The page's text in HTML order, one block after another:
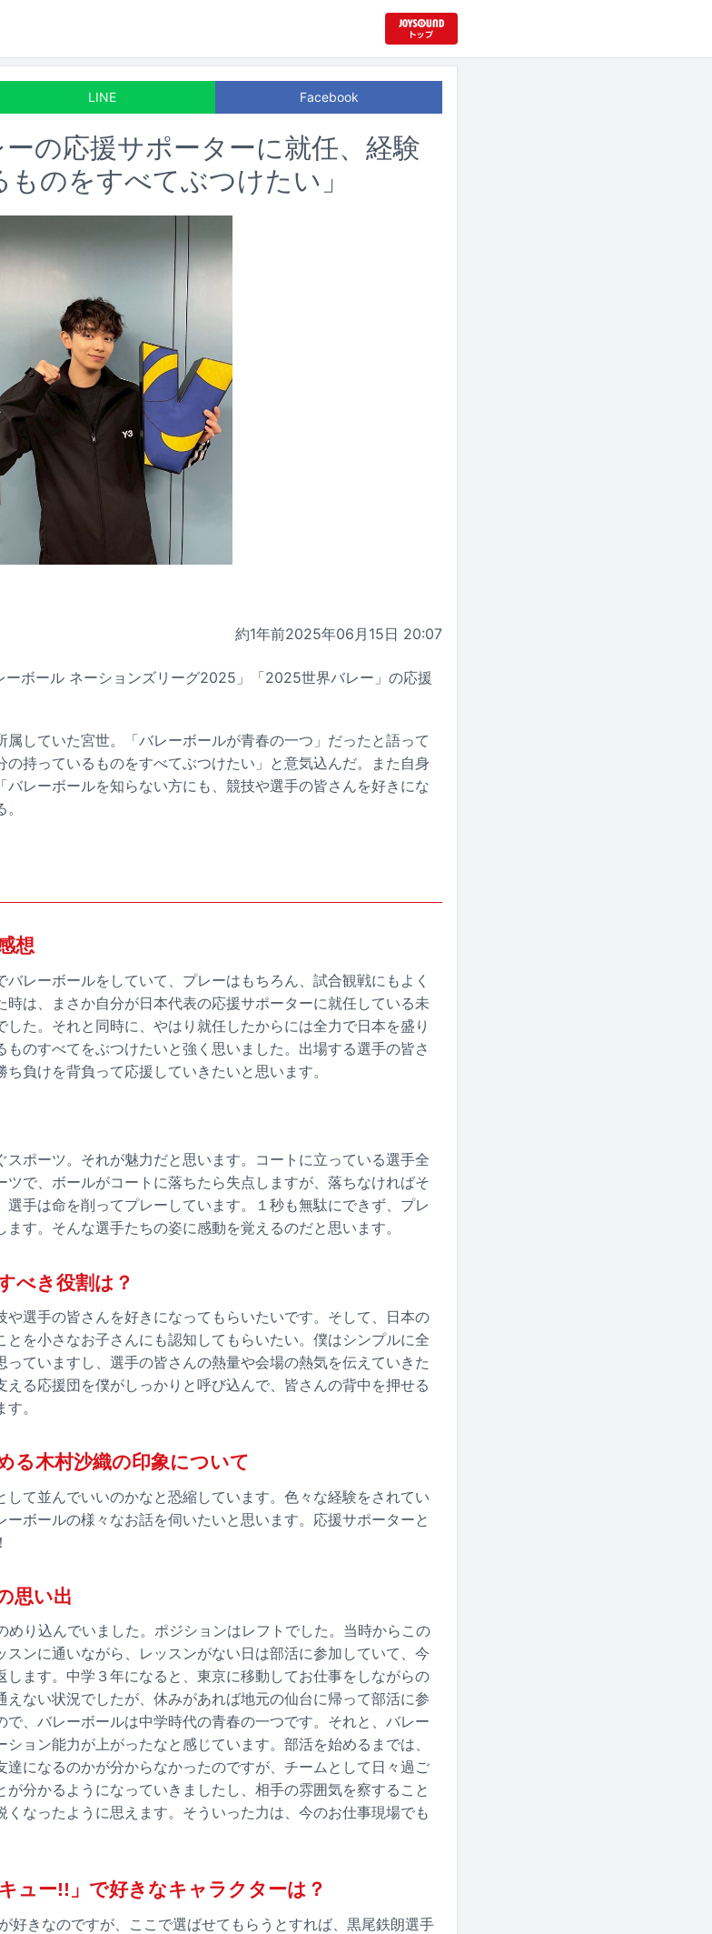
LINE Facebook
の応援サポーターに就任、経験
のをすべてぶつけたい」
約1年前2025年06月15日 20:07
ーボール ネーションズリーグ2025」「2025世界バレー」の応援
していた宮世。「バレーボールが青春の一つ」だったと語って
持っているものをすべてぶつけたい」と意気込んだ。また自身
レーボールを知らない方にも、競技や選手の皆さんを好きにな
想
レーボールをしていて、プレーはもちろん、試合観戦にもよく
は、まさか自分が日本代表の応援サポーターに就任している未
た。それと同時に、やはり就任したからには全力で日本を盛り
ものすべてをぶつけたいと強く思いました。出場する選手の皆さ
負けを背負って応援していきたいと思います。
ポーツ。それが魅力だと思います。コートに立っている選手全
ツで、ボールがコートに落ちたら失点しますが、落ちなければそ
手は命を削ってプレーしています。１秒も無駄にできず、プレ
す。そんな選手たちの姿に感動を覚えるのだと思います。
べき役割は？
選手の皆さんを好きになってもらいたいです。そして、日本の
を小さなお子さんにも認知してもらいたい。僕はシンプルに全
ていますし、選手の皆さんの熱量や会場の熱気を伝えていきた
る応援団を僕がしっかりと呼び込んで、皆さんの背中を押せる
。
る木村沙織の印象について
て並んでいいのかなと恐縮しています。色々な経験をされてい
ボールの様々なお話を伺いたいと思います。応援サポーターと
思い出
めり込んでいました。ポジションはレフトでした。当時からこの
ンに通いながら、レッスンがない日は部活に参加していて、今
ます。中学３年になると、東京に移動してお仕事をしながらの
ない状況でしたが、休みがあれば地元の仙台に帰って部活に参
、バレーボールは中学時代の青春の一つです。それと、バレー
ョン能力が上がったなと感じています。部活を始めるまでは、
達になるのかが分からなかったのですが、チームとして日々過ご
が分かるようになっていきましたし、相手の雰囲気を察すること
なったように思えます。そういった力は、今のお仕事現場でも
ュー!!」で好きなキャラクターは？
好きなのですが、ここで選ばせてもらうとすれば、黒尾鉄朗選手